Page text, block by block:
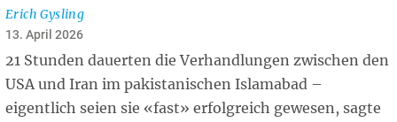
Erich Gysling
13. April 2026
21 Stunden dauerten die Verhandlungen zwischen den
USA und Iran im pakistanischen Islamabad –
eigentlich seien sie «fast» erfolgreich gewesen, sagte